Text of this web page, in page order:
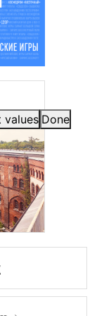
values Done